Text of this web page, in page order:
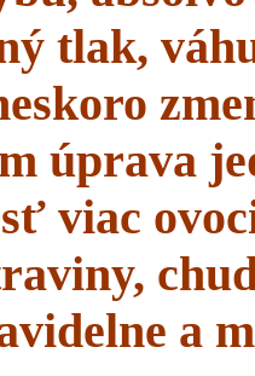
tlak,
úprava
viac
a